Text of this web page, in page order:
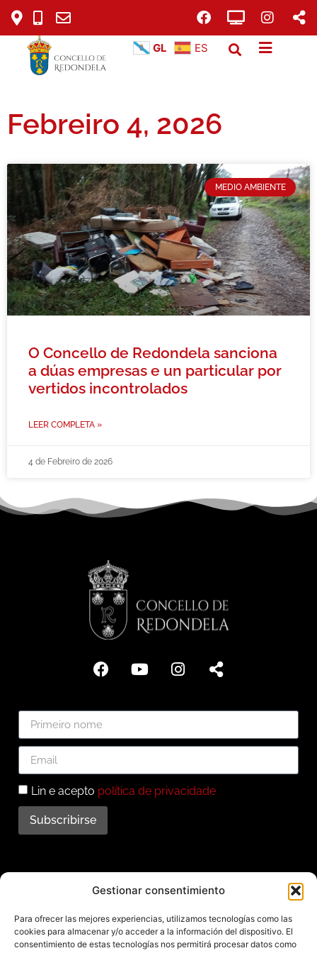
Gestionar consentimiento
Para ofrecer las mejores experiencias, utilizamos tecnologías como las
cookies para almacenar y/o acceder a la información del dispositivo. El
consentimiento de estas tecnologías nos permitirá procesar datos como
GL ES
Febreiro 4, 2026
MEDIO AMBIENTE
O Concello de Redondela sanciona
a dúas empresas e un particular por
vertidos incontrolados
LEER COMPLETA »
4 de Febreiro de 2026
Lin e acepto política de privacidade
Subscribirse
Subscríbete ao noso
boletín
Mantente informado das últimas novidades e